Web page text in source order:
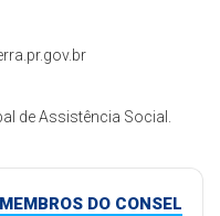
de Assistência Social.
DO CONSEL